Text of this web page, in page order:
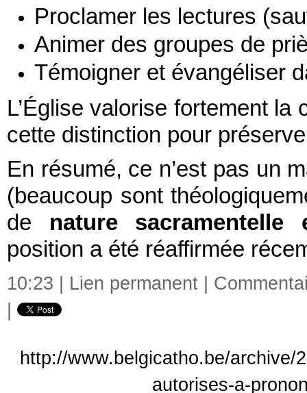
Proclamer les lectures
Animer des groupes de
Témoigner et évangéliser
L’Église valorise fortement
cette distinction pour
En résumé, ce n’est pas un
(beaucoup sont
de nature sacramentelle
position a été réaffirmée
10:23 | Lien permanent
http://www.belgicatho.be/archive/
autorises-a-